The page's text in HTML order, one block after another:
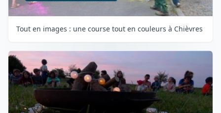
Tout en images : une course tout en couleurs à Chièvres